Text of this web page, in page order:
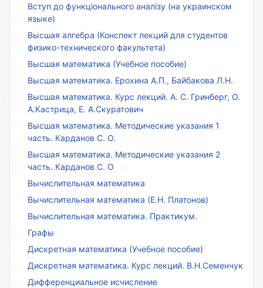
Вступ до функціонального аналізу (на украинском
языке)
Высшая алгебра (Конспект лекций для студентов
физико-технического факультета)
Высшая математика (Учебное пособие)
Высшая математика. Ерохина А.П., Байбакова Л.Н.
Высшая математика. Курс лекций. А. С. Гринберг, О.
А.Кастрица, Е. А.Скуратович
Высшая математика. Методические указания 1
часть. Карданов С. О.
Высшая математика. Методические указания 2
часть. Карданов С. О
Вычислительная математика
Вычислительная математика (Е.Н. Платонов)
Вычислительная математика. Практикум.
Графы
Дискретная математика (Учебное пособие)
Дискретная математика. Курс лекций. В.Н.Семенчук
Дифференциальное исчисление